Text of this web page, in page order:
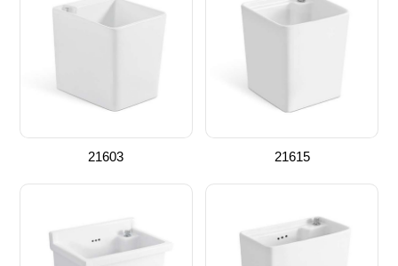
21603 21615